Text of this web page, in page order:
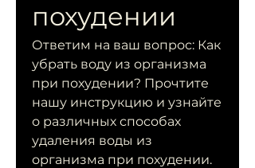
похудении
Ответим на ваш вопрос: Как
убрать воду из организма
при похудении? Прочтите
нашу инструкцию и узнайте
о различных способах
удаления воды из
организма при похудении.